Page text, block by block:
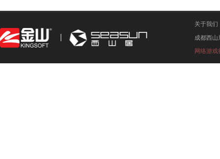
关于我们
成都西山
网络游